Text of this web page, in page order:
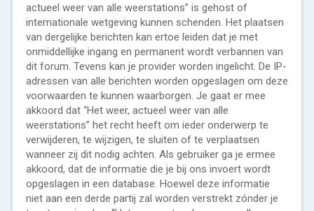
actueel weer van alle weerstations” is gehost of
internationale wetgeving kunnen schenden. Het plaatsen
van dergelijke berichten kan ertoe leiden dat je met
onmiddellijke ingang en permanent wordt verbannen van
dit forum. Tevens kan je provider worden ingelicht. De IP-
adressen van alle berichten worden opgeslagen om deze
voorwaarden te kunnen waarborgen. Je gaat er mee
akkoord dat “Het weer, actueel weer van alle
weerstations” het recht heeft om ieder onderwerp te
verwijderen, te wijzigen, te sluiten of te verplaatsen
wanneer zij dit nodig achten. Als gebruiker ga je ermee
akkoord, dat de informatie die je bij ons invoert wordt
opgeslagen in een database. Hoewel deze informatie
niet aan een derde partij zal worden verstrekt zónder je